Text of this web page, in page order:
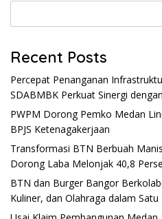
Recent Posts
Percepat Penanganan
SDABMBK Perkuat Sinergi
PWPM Dorong Pemko Medan
BPJS Ketenagakerjaan
Transformasi BTN Berbuah
Dorong Laba Melonjak 40,8
BTN dan Burger Bangor
Kuliner, dan Olahraga dalam Satu